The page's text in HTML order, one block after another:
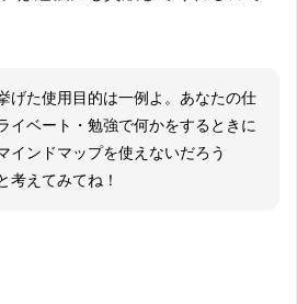
げた使用目的は一例よ。あなたの仕
イベート・勉強で何かをするときに
インドマップを使えないだろう
考えてみてね！